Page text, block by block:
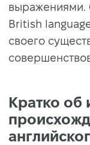
выражениями.
British
своего
Кратко об